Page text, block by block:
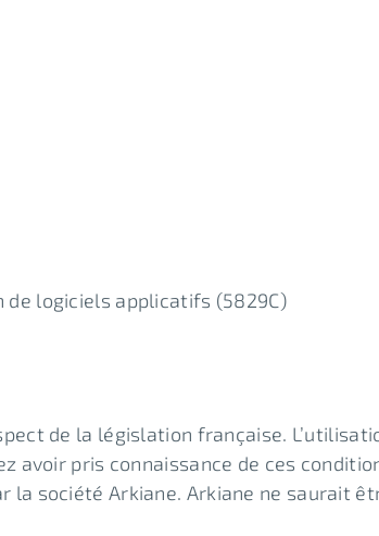
de logiciels applicatifs (5829C)
de la législation française.
avoir pris connaissance de ces
société Arkiane. Arkiane ne saurait